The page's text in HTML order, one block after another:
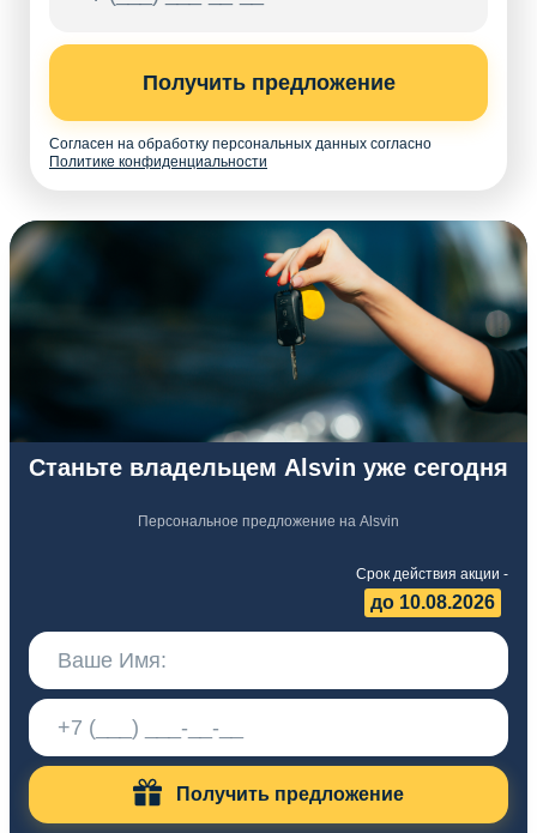
Получить предложение
Согласен на обработку персональных данных согласно
Политике конфиденциальности
Станьте владельцем Alsvin уже сегодня
Персональное предложение на Alsvin
Срок действия акции -
до 10.08.2026
Получить предложение